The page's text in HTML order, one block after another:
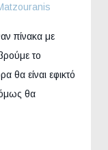
πίνακα με
το
θα είναι εφικτό
θα